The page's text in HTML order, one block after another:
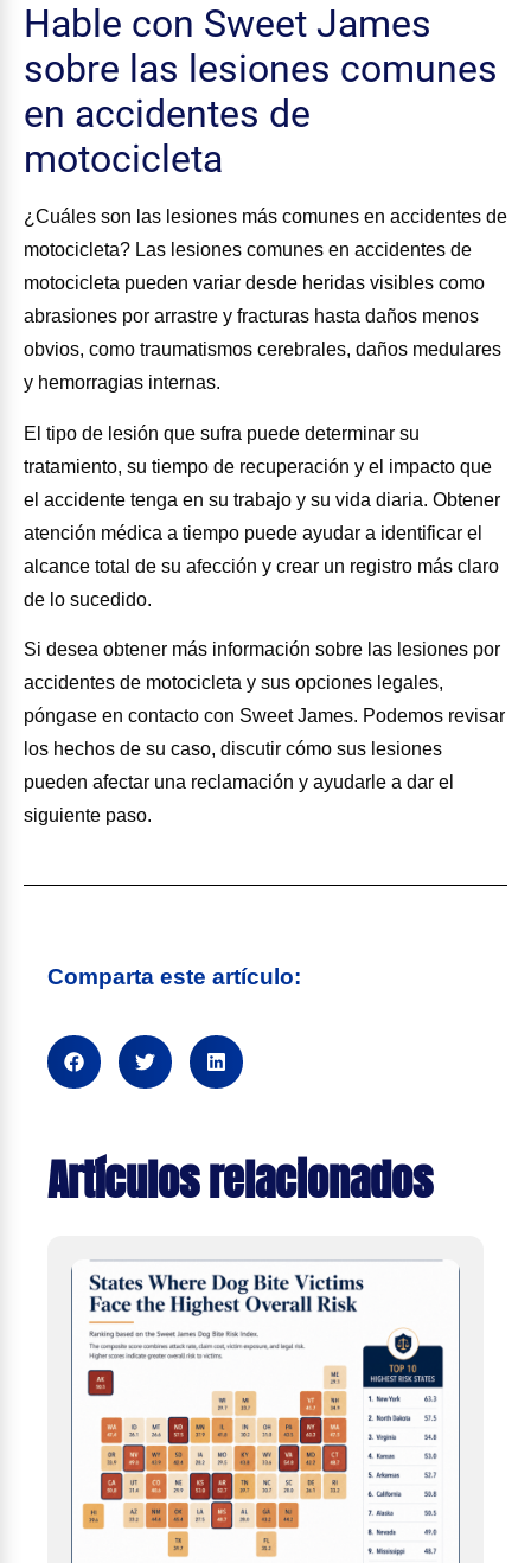
Hable con Sweet James
sobre las lesiones comunes
en accidentes de
motocicleta
¿Cuáles son las lesiones más comunes en accidentes de
motocicleta? Las lesiones comunes en accidentes de
motocicleta pueden variar desde heridas visibles como
abrasiones por arrastre y fracturas hasta daños menos
obvios, como traumatismos cerebrales, daños medulares
y hemorragias internas.
El tipo de lesión que sufra puede determinar su
tratamiento, su tiempo de recuperación y el impacto que
el accidente tenga en su trabajo y su vida diaria. Obtener
atención médica a tiempo puede ayudar a identificar el
alcance total de su afección y crear un registro más claro
de lo sucedido.
Si desea obtener más información sobre las lesiones por
accidentes de motocicleta y sus opciones legales,
póngase en contacto con Sweet James. Podemos revisar
los hechos de su caso, discutir cómo sus lesiones
pueden afectar una reclamación y ayudarle a dar el
siguiente paso.
Comparta este artículo:
Artículos relacionados